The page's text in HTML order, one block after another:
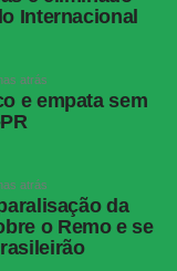
de final (ida)
(de Brasília)
Internacional
atrás
e empata sem
atrás
da
o Remo e se